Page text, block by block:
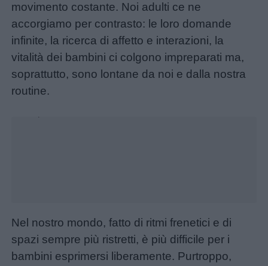
Menu
Schede
Storie
per
bambini
movimento costante. Noi adulti ce ne
accorgiamo per contrasto: le loro domande
infinite, la ricerca di affetto e interazioni, la
vitalità dei bambini ci colgono impreparati ma,
soprattutto, sono lontane da noi e dalla nostra
routine.
Nel nostro mondo, fatto di ritmi frenetici e di
spazi sempre più ristretti, è più difficile per i
bambini esprimersi liberamente. Purtroppo,